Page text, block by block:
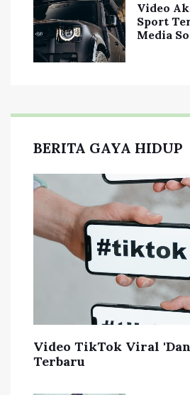
Video
Sport
Media
BERITA GAYA HIDUP
Video TikTok Viral
Terbaru